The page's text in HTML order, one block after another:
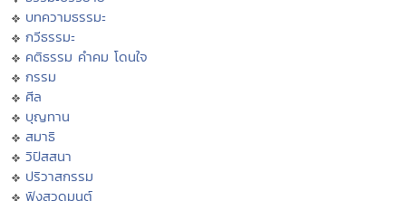
บทความธรรมะ
กวีธรรมะ
คติธรรม คำคม โดนใจ
กรรม
ศีล
บุญทาน
สมาธิ
วิปัสสนา
ปริวาสกรรม
ฟังสวดมนต์